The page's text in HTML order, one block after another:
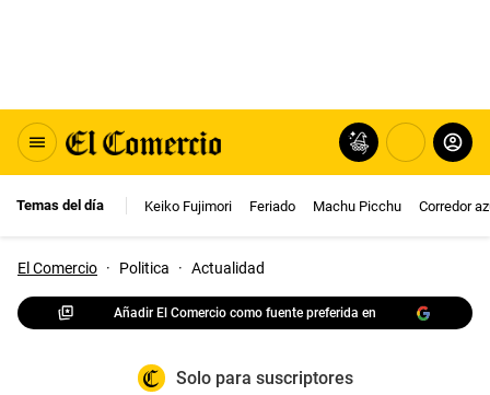
Temas del día Keiko Fujimori Feriado Machu Picchu Corredor
El Comercio · Politica · Actualidad
Añadir El Comercio como fuente preferida en
Solo para suscriptores